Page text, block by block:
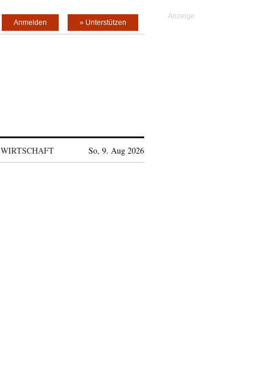
» Unterstützen
Anmelden
WIRTSCHAFT So, 9. Aug 2026